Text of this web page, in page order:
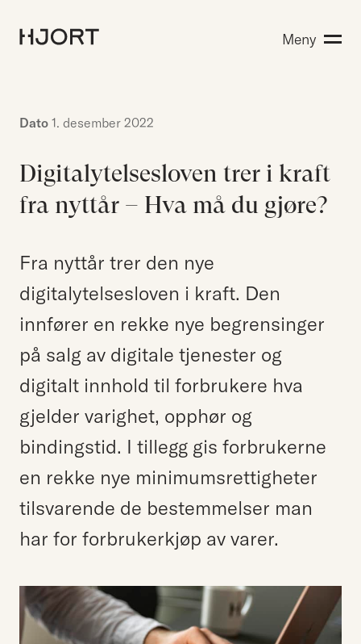
Menneskene
EN
NO
Hjort Bridge
Søk etter:
Meny
Dato 1. desember 2022
Digitalytelsesloven trer i kraft
fra nyttår – Hva må du gjøre?
Fra nyttår trer den nye
digitalytelsesloven i kraft. Den
innfører en rekke nye begrensinger
på salg av digitale tjenester og
digitalt innhold til forbrukere hva
gjelder varighet, opphør og
bindingstid. I tillegg gis forbrukerne
en rekke nye minimumsrettigheter
tilsvarende de bestemmelser man
har for forbrukerkjøp av varer.